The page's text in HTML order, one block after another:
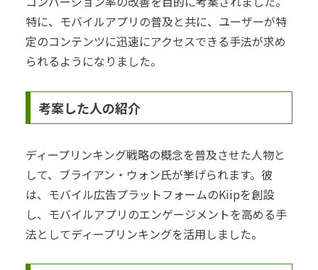
特に、モバイルアプリの普及と共に、ユーザーが特
定のコンテンツに迅速にアクセスできる手法が求め
られるようになりました。
考案した人の紹介
ディープリンキング戦略の概念を普及させた人物と
して、ブライアン・ウォン氏が挙げられます。彼
は、モバイル広告プラットフォームのKiipを創設
し、モバイルアプリのエンゲージメントを高める手
法としてディープリンキングを活用しました。